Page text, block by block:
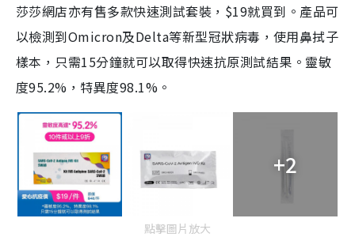
莎莎網店亦有售多款快速測試套裝，$19就買到。產品可
以檢測到Omicron及Delta等新型冠狀病毒，使用鼻拭子
樣本，只需15分鐘就可以取得快速抗原測試結果。靈敏
度95.2%，特異度98.1%。
+2
點擊圖片放大